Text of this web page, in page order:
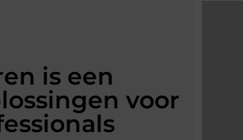
is een
voor